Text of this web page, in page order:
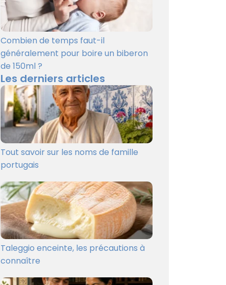
Combien de temps faut-il
généralement pour boire un biberon
de 150ml ?
Les derniers articles
Tout savoir sur les noms de famille
portugais
Taleggio enceinte, les précautions à
connaître